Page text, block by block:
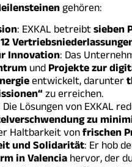
gehören:
: EXKAL betreibtsieben
12
Innovation: Das
undProjekte zur
entwickelt, darunter
zu erreichen.
Die Lösungen von EXKAL
zu
Haltbarkeit vonfrischen
und Solidarität: Er hob
in Valenciahervor, der